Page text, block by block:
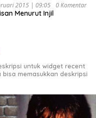
2015 | 09:05 0 Komentar
Menurut Injil
untuk widget recent
memasukkan deskripsi